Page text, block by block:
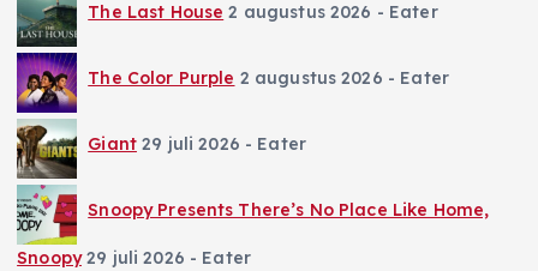
The Last House 2 augustus 2026 - Eater
The Color Purple 2 augustus 2026 - Eater
Giant 29 juli 2026 - Eater
Snoopy Presents There’s No Place Like Home,
Snoopy 29 juli 2026 - Eater